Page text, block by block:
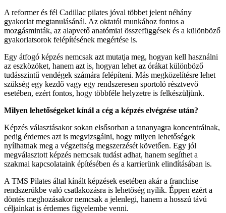
A reformer és fél Cadillac pilates jóval többet jelent néhány
gyakorlat megtanulásánál. Az oktatói munkához fontos a
mozgásminták, az alapvető anatómiai összefüggések és a különböző
gyakorlatsorok felépítésének megértése is.
Egy átfogó képzés nemcsak azt mutatja meg, hogyan kell használni
az eszközöket, hanem azt is, hogyan lehet az órákat különböző
tudásszintű vendégek számára felépíteni. Más megközelítésre lehet
szükség egy kezdő vagy egy rendszeresen sportoló résztvevő
esetében, ezért fontos, hogy többféle helyzetre is felkészüljünk.
Milyen lehetőségeket kínál a cég a képzés elvégzése után?
Képzés választásakor sokan elsősorban a tananyagra koncentrálnak,
pedig érdemes azt is megvizsgálni, hogy milyen lehetőségek
nyílhatnak meg a végzettség megszerzését követően. Egy jól
megválasztott képzés nemcsak tudást adhat, hanem segíthet a
szakmai kapcsolataink építésében és a karrierünk elindításában is.
A TMS Pilates által kínált képzések esetében akár a franchise
rendszerükbe való csatlakozásra is lehetőség nyílik. Éppen ezért a
döntés meghozásakor nemcsak a jelenlegi, hanem a hosszú távú
céljainkat is érdemes figyelembe venni.